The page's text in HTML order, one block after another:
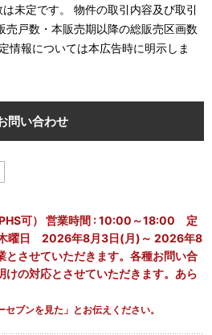
未定です。 物件の取引内容及び取引
売戸数・本販売期以降の総販売区画数
情報については本広告時に明示しま
問い合わせ
PHS可） 営業時間 : 10:00～18:00 定
木曜日 2026年8月3日(月)～ 2026年8
とさせていただきます。各種お問い合
けの対応とさせていただきます。あら
ブンを見た」とお伝えください。